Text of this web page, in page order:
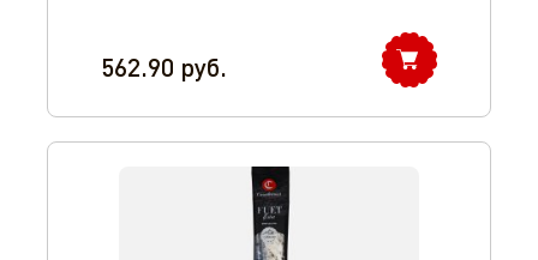
562.90 руб.